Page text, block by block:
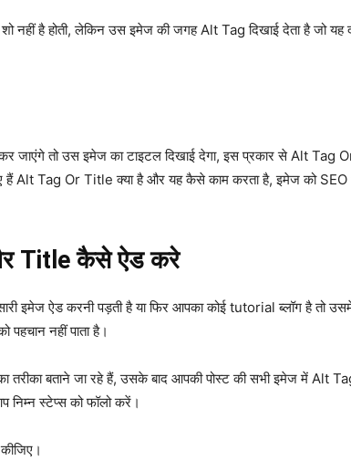
नहीं है होती, लेकिन उस इमेज की जगह Alt Tag दिखाई देता है जो यह
तो उस इमेज का टाइटल दिखाई देगा, इस प्रकार से Alt Tag
Alt Tag Or Title क्या है और यह कैसे काम करता है, इमेज को
Title कैसे ऐड करे
इमेज ऐड करनी पड़ती है या फिर आपका कोई tutorial ब्लॉग है तो
नहीं पाता है।
बताने जा रहे हैं, उसके बाद आपकी पोस्ट की सभी इमेज में Alt
स्टेप्स को फॉलो करें।